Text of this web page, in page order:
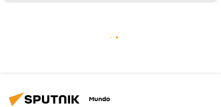
Mundo